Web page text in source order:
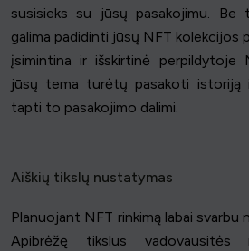
susisieks su jūsų pasakojimu.
galima padidinti jūsų NFT kolekcijos
įsimintina ir išskirtinė perpildytoje
jūsų tema turėtų pasakoti istoriją
tapti to pasakojimo dalimi.
Aiškių tikslų nustatymas
Planuojant NFT rinkimą labai svarbu
Apibrėžę tikslus